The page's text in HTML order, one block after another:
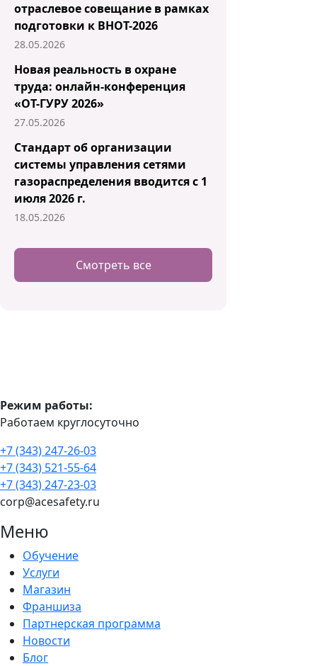
отраслевое совещание в рамках
подготовки к ВНОТ-2026
28.05.2026
Новая реальность в охране
труда: онлайн-конференция
«ОТ-ГУРУ 2026»
27.05.2026
Стандарт об организации
системы управления сетями
газораспределения вводится с 1
июля 2026 г.
18.05.2026
Смотреть все
Режим работы:
Работаем круглосуточно
+7 (343) 247-26-03
+7 (343) 521-55-64
+7 (343) 247-23-03
corp@acesafety.ru
Меню
Обучение
Услуги
Магазин
Франшиза
Партнерская программа
Новости
Блог